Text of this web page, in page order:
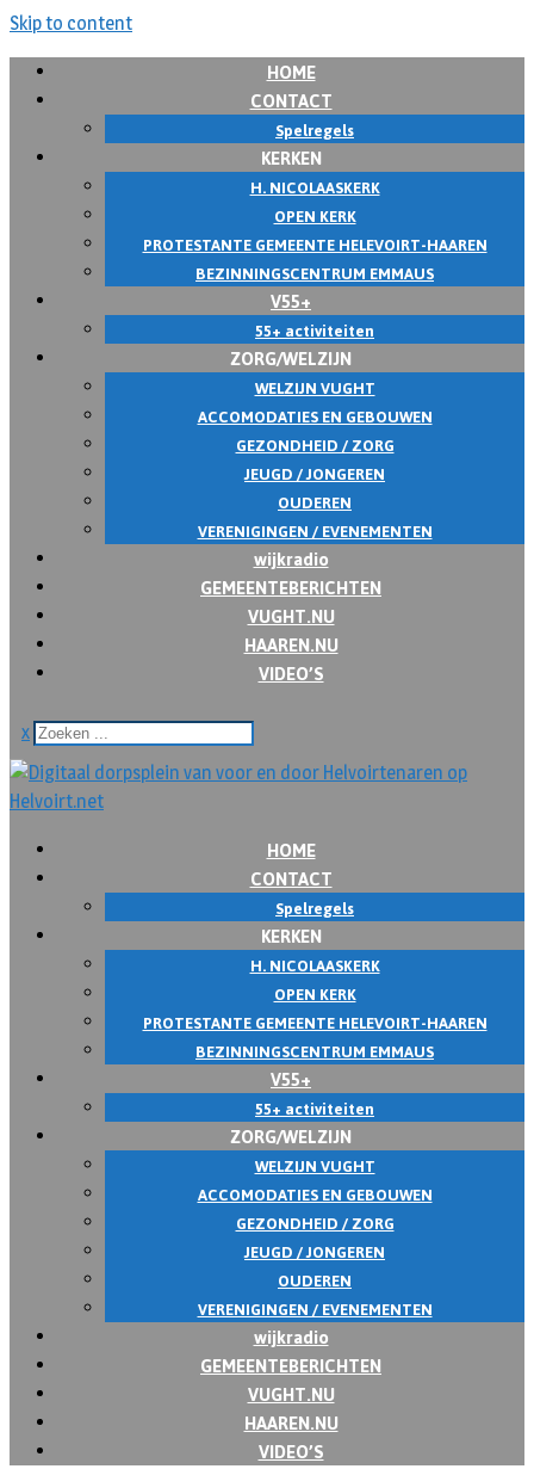
Skip to content
HOME
CONTACT
Spelregels
KERKEN
H. NICOLAASKERK
OPEN KERK
PROTESTANTE GEMEENTE HELEVOIRT-HAAREN
BEZINNINGSCENTRUM EMMAUS
V55+
55+ activiteiten
ZORG/WELZIJN
WELZIJN VUGHT
ACCOMODATIES EN GEBOUWEN
GEZONDHEID / ZORG
JEUGD / JONGEREN
OUDEREN
VERENIGINGEN / EVENEMENTEN
wijkradio
GEMEENTEBERICHTEN
VUGHT.NU
HAAREN.NU
VIDEO’S
x
HOME
CONTACT
Spelregels
KERKEN
H. NICOLAASKERK
OPEN KERK
PROTESTANTE GEMEENTE HELEVOIRT-HAAREN
BEZINNINGSCENTRUM EMMAUS
V55+
55+ activiteiten
ZORG/WELZIJN
WELZIJN VUGHT
ACCOMODATIES EN GEBOUWEN
GEZONDHEID / ZORG
JEUGD / JONGEREN
OUDEREN
VERENIGINGEN / EVENEMENTEN
wijkradio
GEMEENTEBERICHTEN
VUGHT.NU
HAAREN.NU
VIDEO’S